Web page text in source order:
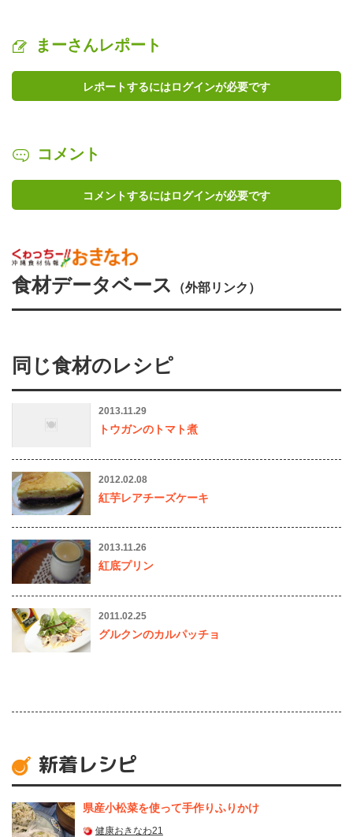
まーさんレポート
レポートするにはログインが必要です
コメント
コメントするにはログインが必要です
食材データベース （外部リンク）
同じ食材のレシピ
2013.11.29
トウガンのトマト煮
2012.02.08
紅芋レアチーズケーキ
2013.11.26
紅底プリン
2011.02.25
グルクンのカルパッチョ
新着レシピ
県産⼩松菜を使って⼿作りふりかけ
健康おきなわ21